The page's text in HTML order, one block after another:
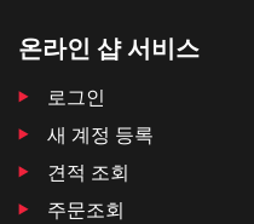
온라인 샵 서비스
로그인
새 계정 등록
견적 조회
주문조회